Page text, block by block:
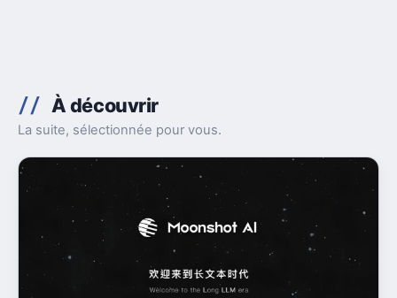
À découvrir
La suite, sélectionnée pour vous.